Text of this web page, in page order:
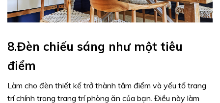
8.Đèn chiếu sáng như một tiêu
điểm
Làm cho đèn thiết kế trở thành tâm điểm và yếu tố trang
trí chính trong trang trí phòng ăn của bạn. Điều này làm